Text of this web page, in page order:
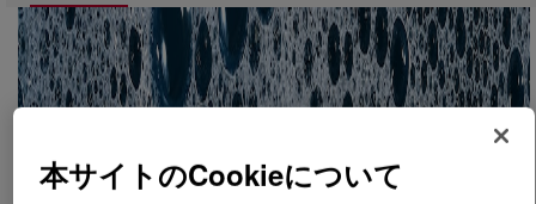
本サイトのCookieについて